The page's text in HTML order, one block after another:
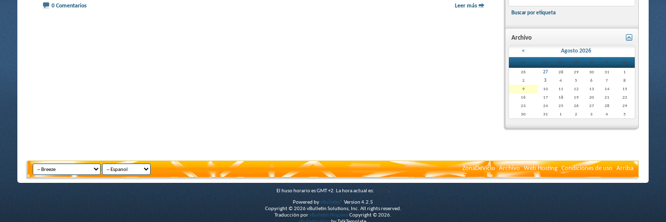
0 Comentarios Leer más
Buscar por etiqueta
Archivo
< Agosto 2026
Do Lu Ma Mi Ju Vi Sá
26 27 28 29 30 31
1
2
3 4 5 6 7
8
9
10 11 12 13 14
15
16
17 18 19 20 21
22
23
24 25 26 27 28
29
30
31 1 2 3 4 5
ZonaDeVicio Archivo Web Hosting Condiciones de uso Arriba
El huso horario es GMT +2. La hora actual es: 12:09 .
Powered byvBulletin® Version 4.2.5
Copyright © 2026 vBulletin Solutions, Inc. All rights reserved.
Traducción porvBulletin Hispano Copyright © 2026.